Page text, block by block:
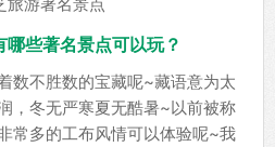
些著名景点可以玩？
数不胜数的宝藏呢~藏语意为太
，冬无严寒夏无酷暑~以前被称
常多的工布风情可以体验呢~我